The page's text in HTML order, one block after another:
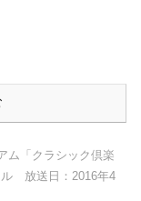
ム「クラシック倶楽
放送日：2016年4